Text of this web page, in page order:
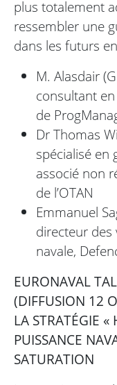
plus totalement
ressembler une
dans les futurs
M. Alasdair
consultant
de
Dr Thomas
spécialisé en
associé non
de l’OTAN
Emmanuel
directeur
navale,
EURONAVAL
(DIFFUSION 12
LA STRATÉGIE «
PUISSANCE
SATURATION